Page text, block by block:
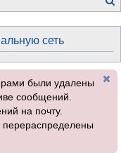
сеть
были удалены
сообщений.
на почту.